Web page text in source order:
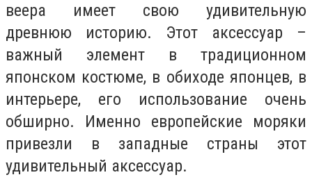
веера имеет свою удивительную
древнюю историю. Этот аксессуар –
важный элемент в традиционном
японском костюме, в обиходе японцев, в
интерьере, его использование очень
обширно. Именно европейские моряки
привезли в западные страны этот
удивительный аксессуар.